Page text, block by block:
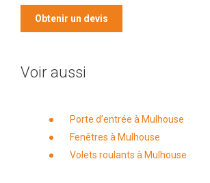
Obtenir un devis
Voir aussi
Porte d’entrée à Mulhouse
Fenêtres à Mulhouse
Volets roulants à Mulhouse